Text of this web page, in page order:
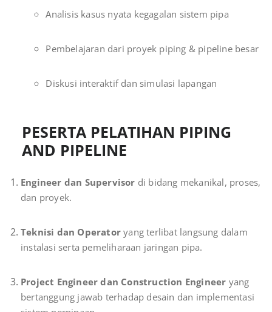
Analisis kasus nyata kegagalan sistem pipa
Pembelajaran dari proyek piping & pipeline besar
Diskusi interaktif dan simulasi lapangan
PESERTA PELATIHAN PIPING
AND PIPELINE
Engineer dan Supervisor di bidang mekanikal, proses,
dan proyek.
Teknisi dan Operator yang terlibat langsung dalam
instalasi serta pemeliharaan jaringan pipa.
Project Engineer dan Construction Engineer yang
bertanggung jawab terhadap desain dan implementasi